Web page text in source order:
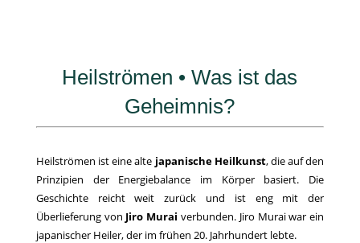
Heilströmen • Was ist das
Geheimnis?
Heilströmen ist eine alte japanische Heilkunst, die auf den
Prinzipien der Energiebalance im Körper basiert. Die
Geschichte reicht weit zurück und ist eng mit der
Überlieferung von Jiro Murai verbunden. Jiro Murai war ein
japanischer Heiler, der im frühen 20. Jahrhundert lebte.